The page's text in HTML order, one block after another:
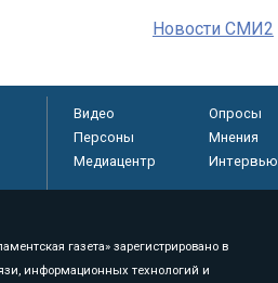
Новости СМИ2
Видео Опросы
Персоны
Мнения
Медиацентр
Интервью
газета» зарегистрировано в
информационных технологий и